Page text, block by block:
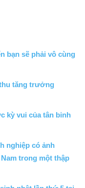
bạn sẽ phải vô cùng
tăng trưởng
kỳ vui của tân binh
nghiệp có ảnh
trong một thập